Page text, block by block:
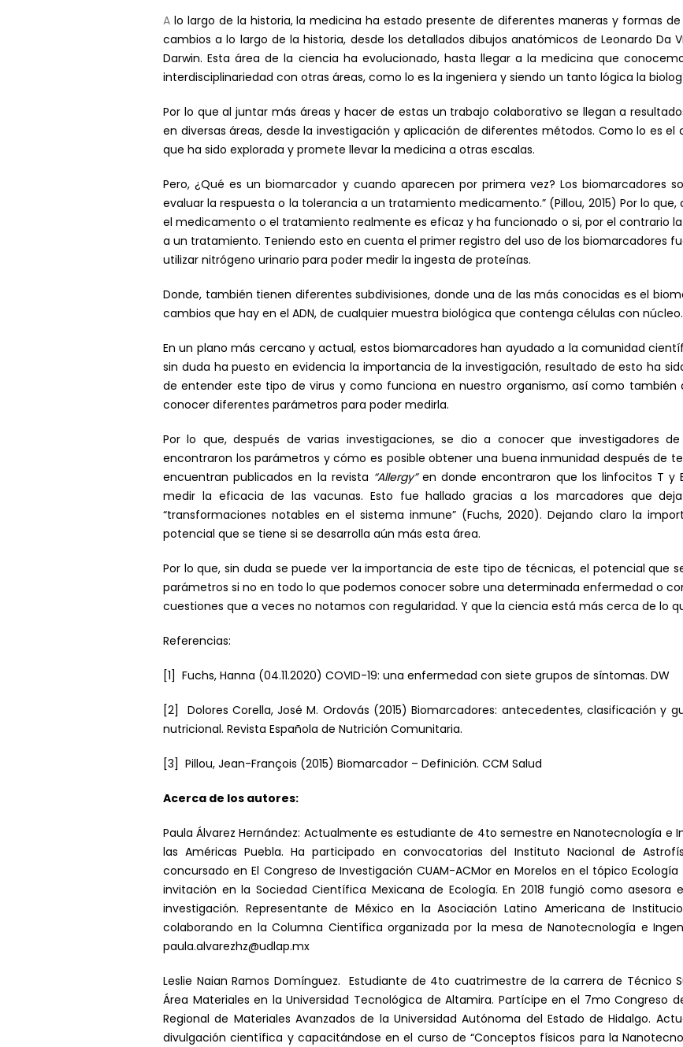
A lo largo de la historia, la medicina ha estado presente de diferentes maneras y formas
cambios a lo largo de la historia, desde los detallados dibujos anatómicos de Leonardo
Darwin. Esta área de la ciencia ha evolucionado, hasta llegar a la medicina que
interdisciplinariedad con otras áreas, como lo es la ingeniera y siendo un tanto lógica la
Por lo que al juntar más áreas y hacer de estas un trabajo colaborativo se llegan a
en diversas áreas, desde la investigación y aplicación de diferentes métodos. Como lo es
que ha sido explorada y promete llevar la medicina a otras escalas.
Pero, ¿Qué es un biomarcador y cuando aparecen por primera vez? Los biomarcadores
evaluar la respuesta o la tolerancia a un tratamiento medicamento.” (Pillou, 2015) Por lo
el medicamento o el tratamiento realmente es eficaz y ha funcionado o si, por el contrario
a un tratamiento. Teniendo esto en cuenta el primer registro del uso de los biomarcadores
utilizar nitrógeno urinario para poder medir la ingesta de proteínas.
Donde, también tienen diferentes subdivisiones, donde una de las más conocidas es el
cambios que hay en el ADN, de cualquier muestra biológica que contenga células con núcleo.
En un plano más cercano y actual, estos biomarcadores han ayudado a la comunidad
sin duda ha puesto en evidencia la importancia de la investigación, resultado de esto ha
de entender este tipo de virus y como funciona en nuestro organismo, así como
conocer diferentes parámetros para poder medirla.
Por lo que, después de varias investigaciones, se dio a conocer que investigadores
encontraron los parámetros y cómo es posible obtener una buena inmunidad después de
encuentran publicados en la revista “Allergy”en donde encontraron que los linfocitos T y
medir la eficacia de las vacunas. Esto fue hallado gracias a los marcadores que
“transformaciones notables en el sistema inmune” (Fuchs, 2020). Dejando claro la
potencial que se tiene si se desarrolla aún más esta área.
Por lo que, sin duda se puede ver la importancia de este tipo de técnicas, el potencial que
parámetros si no en todo lo que podemos conocer sobre una determinada enfermedad o
cuestiones que a veces no notamos con regularidad. Y que la ciencia está más cerca de lo
Referencias:
[1] Fuchs, Hanna (04.11.2020) COVID-19: una enfermedad con siete grupos de síntomas. DW
[2] Dolores Corella, José M. Ordovás (2015) Biomarcadores: antecedentes, clasificación y
nutricional. Revista Española de Nutrición Comunitaria.
[3] Pillou, Jean-François (2015) Biomarcador – Definición. CCM Salud
Acerca de los autores:
Paula Álvarez Hernández: Actualmente es estudiante de 4to semestre en Nanotecnología e
las Américas Puebla. Ha participado en convocatorias del Instituto Nacional de
concursado en El Congreso de Investigación CUAM-ACMor en Morelos en el tópico
invitación en la Sociedad Científica Mexicana de Ecología. En 2018 fungió como
investigación. Representante de México en la Asociación Latino Americana de
colaborando en la Columna Científica organizada por la mesa de Nanotecnología e
paula.alvarezhz@udlap.mx
Leslie Naian Ramos Domínguez. Estudiante de 4to cuatrimestre de la carrera de Técnico
Área Materiales en la Universidad Tecnológica de Altamira. Partícipe en el 7mo Congreso
Regional de Materiales Avanzados de la Universidad Autónoma del Estado de Hidalgo.
divulgación científica y capacitándose en el curso de “Conceptos físicos para la